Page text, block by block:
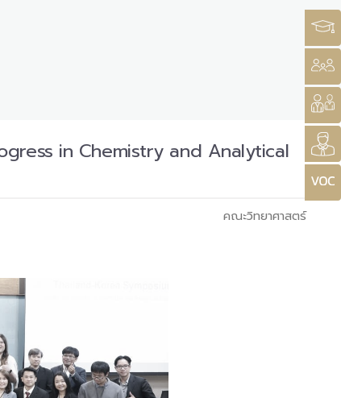
in Chemistry and Analytical
คณะวิทยาศาสตร์